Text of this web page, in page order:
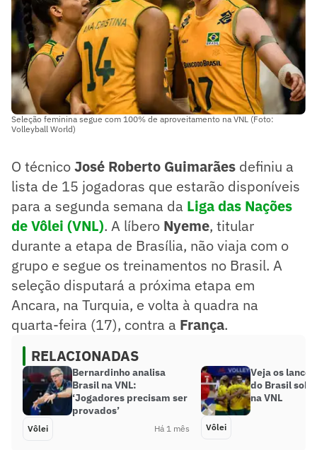
Seleção feminina segue com 100% de aproveitamento na VNL (Foto:
Volleyball World)
O técnicoJosé Roberto Guimarães definiu a
lista de 15 jogadoras que estarão disponíveis
para a segunda semana da Liga das Nações
de Vôlei (VNL). A líbero Nyeme, titular
durante a etapa de Brasília, não viaja com o
grupo e segue os treinamentos no Brasil. A
seleção disputará a próxima etapa em
Ancara, na Turquia, e volta à quadra na
quarta-feira (17), contra a França.
RELACIONADAS
Bernardinho analisa
Brasil na VNL:
‘Jogadores precisam ser
provados’
Vôlei Há 1 mês
Veja os
do Brasil
na VNL
Vôlei